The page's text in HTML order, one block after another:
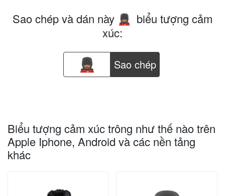
Sao chép và dán này 💂🏽‍♀️ biểu tượng cảm
xúc:
Sao chép
Biểu tượng cảm xúc trông như thế nào trên
Apple Iphone, Android và các nền tảng
khác